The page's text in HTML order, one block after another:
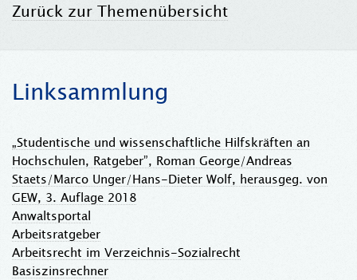
Zurück zur Themenübersicht
Linksammlung
„Studentische und wissenschaftliche Hilfskräften an
Hochschulen, Ratgeber”, Roman George/Andreas
Staets/Marco Unger/Hans-Dieter Wolf, herausgeg. von
GEW, 3. Auflage 2018
Anwaltsportal
Arbeitsratgeber
Arbeitsrecht im Verzeichnis-Sozialrecht
Basiszinsrechner